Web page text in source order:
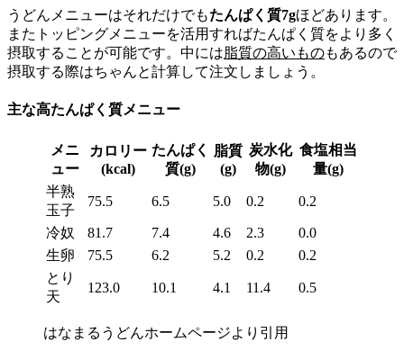
うどんメニューはそれだけでもたんぱく質7gほどあります。
またトッピングメニューを活用すればたんぱく質をより多く
摂取することが可能です。中には 脂質の高いものもあるので
摂取する際はちゃんと計算して注文しましょう。
主な高たんぱく質メニュー
メニ
ュー
カロリー
(kcal)
たんぱく
質(g)
脂質
(g)
炭水化
物(g)
食塩相当
量(g)
半熟
玉子
75.5 6.5 5.0 0.2 0.2
冷奴 81.7 7.4 4.6 2.3
0.0
生卵
75.5 6.2 5.2 0.2
0.2
とり
天
123.0 10.1 4.1 11.4 0.5
はなまるうどんホームページより引用